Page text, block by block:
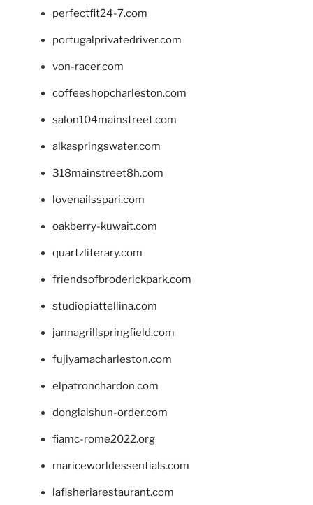
perfectfit24-7.com
portugalprivatedriver.com
von-racer.com
coffeeshopcharleston.com
salon104mainstreet.com
alkaspringswater.com
318mainstreet8h.com
lovenailsspari.com
oakberry-kuwait.com
quartzliterary.com
friendsofbroderickpark.com
studiopiattellina.com
jannagrillspringfield.com
fujiyamacharleston.com
elpatronchardon.com
donglaishun-order.com
fiamc-rome2022.org
mariceworldessentials.com
lafisheriarestaurant.com